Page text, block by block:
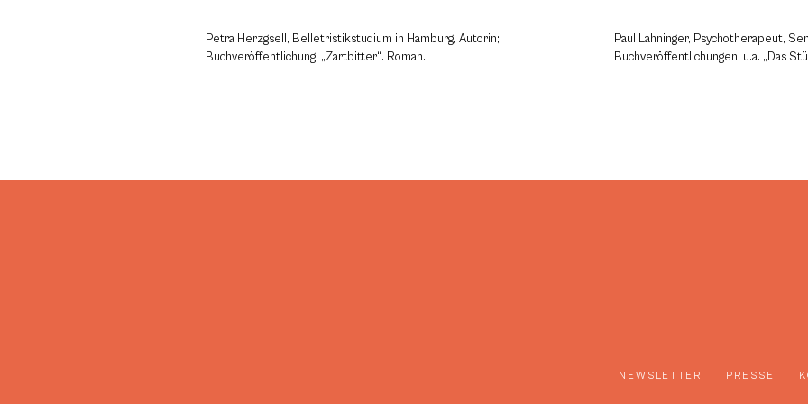
Petra Herzgsell, Belletristikstudium in Hamburg, Autorin;
Buchveröffentlichung: „Zartbitter“. Roman.
Paul Lahninger, Psychotherapeut,
Buchveröffentlichungen, u.a. „Das
NEWSLETTER PRESSE